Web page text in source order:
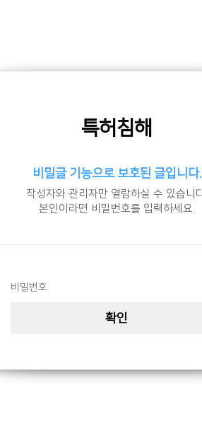
특허침해
비밀글 기능으로 보호된 글입니다.
작성자와 관리자만 열람하실 수 있습니
본인이라면 비밀번호를 입력하세요.